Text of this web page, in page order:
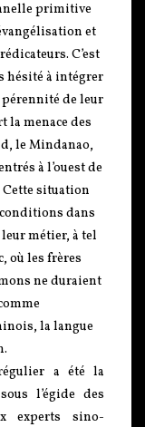
primitive
et
C’est
hésité à intégrer
de leur
la menace des
le Mindanao,
à l’ouest de
situation
dans
métier, à tel
où les frères
ne duraient
la langue
a été la
l’égide des
experts sino-